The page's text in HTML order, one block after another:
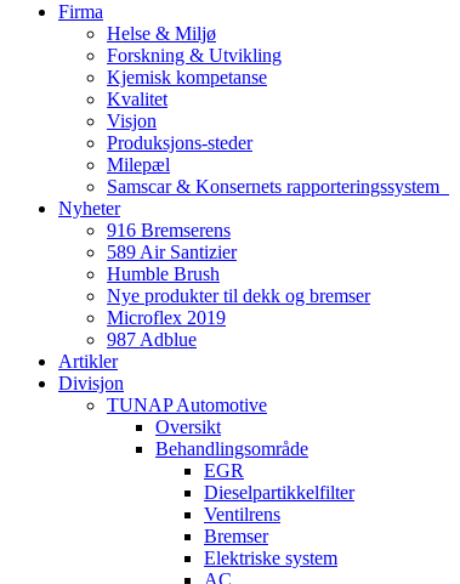
Firma
Helse & Miljø
Forskning & Utvikling
Kjemisk kompetanse
Kvalitet
Visjon
Produksjons-steder
Milepæl
Samscar & Konsernets rapporteringssystem
Nyheter
916 Bremserens
589 Air Santizier
Humble Brush
Nye produkter til dekk og bremser
Microflex 2019
987 Adblue
Artikler
Divisjon
TUNAP Automotive
Oversikt
Behandlingsområde
EGR
Dieselpartikkelfilter
Ventilrens
Bremser
Elektriske system
AC